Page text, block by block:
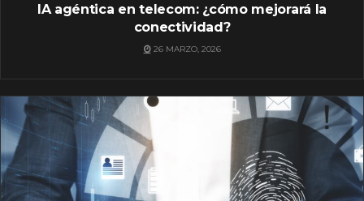
IA agéntica en telecom: ¿cómo mejorará la
conectividad?
26 MARZO, 2026